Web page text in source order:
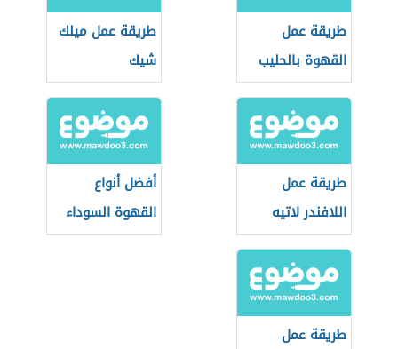
طريقة عمل
القهوة بالحليب
طريقة عمل ميلك
شيك
طريقة عمل
اللافندر لاتيه
أفضل أنواع
القهوة السوداء
طريقة عمل